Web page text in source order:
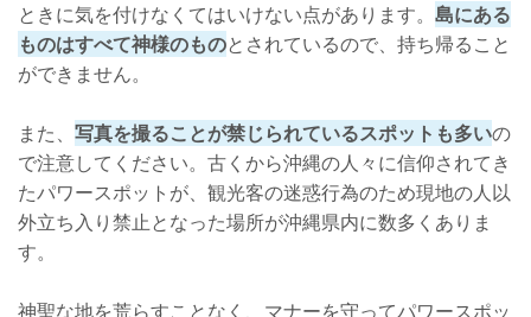
ときに気を付けなくてはいけない点があります。 島にある
ものはすべて神様のものとされているので、持ち帰ること
ができません。
また、 写真を撮ることが禁じられているスポットも多いの
で注意してください。古くから沖縄の人々に信仰されてき
たパワースポットが、観光客の迷惑行為のため現地の人以
外立ち入り禁止となった場所が沖縄県内に数多くありま
す。
神聖な地を荒らすことなく、マナーを守ってパワースポッ